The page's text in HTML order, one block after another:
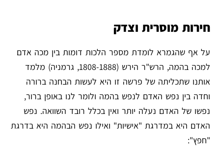
חירות מוסרית וצדק
על אף שהגמרא לומדת מספר הלכות דומות בין מכה אדם
למכה בהמה, הרש"ר הירש (1808-1888, גרמניה) מלמד
אותנו שתכליתה של פרשה זו היא לעשות הבחנה ברורה
וחדה בין נפש האדם לנפש בהמה ולומר לנו באופן ברור,
נפשו של האדם נעלה יותר ואין בכלל רובד השוואה. נפש
האדם היא במדרגת "אישיות" ואילו נפש הבהמה היא בדרגת
"חפץ":